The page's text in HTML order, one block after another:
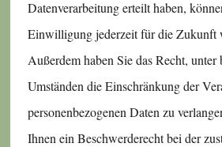
Datenverarbeitung erteilt haben,
Einwilligung jederzeit für die Zukunft
Außerdem haben Sie das Recht, unter
Umständen die Einschränkung der
personenbezogenen Daten zu
Ihnen ein Beschwerderecht bei der